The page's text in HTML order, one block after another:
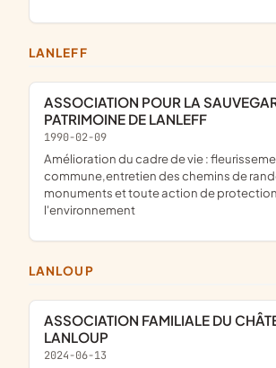
LANLEFF
ASSOCIATION POUR LA SAUVEGARDE DU
PATRIMOINE DE LANLEFF
1990-02-09
amélioration du cadre de vie : fleurissement de la
commune,entretien des chemins de
monuments et toute action de
l'environnement
LANLOUP
ASSOCIATION FAMILIALE DU CHÂTEAU DE
LANLOUP
2024-06-13